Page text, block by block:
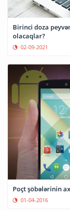
Birinci doza
olacaqlar?
02-09-2021
Poçt şöbələrinin
01-04-2016